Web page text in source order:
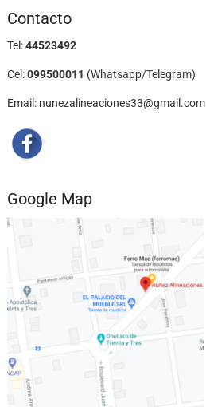
Contacto
Tel:44523492
Cel:099500011 (Whatsapp/Telegram)
Email: nunezalineaciones33@gmail.com
Google Map